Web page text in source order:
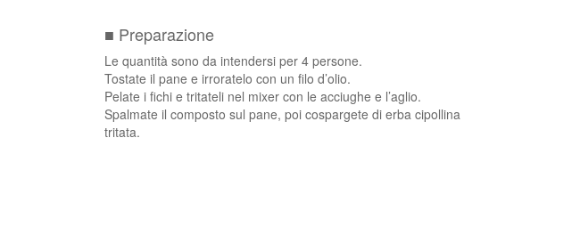
■ Preparazione
Le quantità sono da intendersi per 4 persone.
Tostate il pane e irroratelo con un filo d’olio.
Pelate i fichi e tritateli nel mixer con le acciughe e l’aglio.
Spalmate il composto sul pane, poi cospargete di erba cipollina
tritata.